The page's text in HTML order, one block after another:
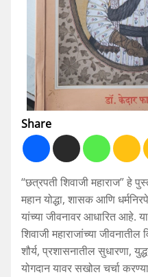
Share
“छत्रपती शिवाजी महाराज” हे
महान योद्धा, शासक आणि
यांच्या जीवनावर आधारित आहे.
शिवाजी महाराजांच्या
शौर्य, प्रशासनातील सुधारणा,
योगदान यावर सखोल चर्चा